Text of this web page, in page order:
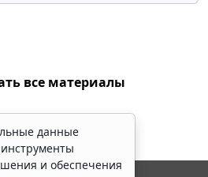
все материалы
данные
и обеспечения